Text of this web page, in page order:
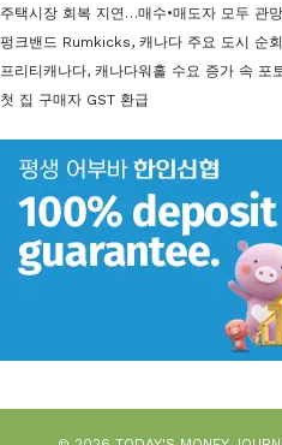
주택시장 회복 지연…매수•매도자 모두 관망
펑크밴드 Rumkicks, 캐나다 주요 도시 순
프리티캐나다, 캐나다워홀 수요 증가 속
첫 집 구매자 GST 환급